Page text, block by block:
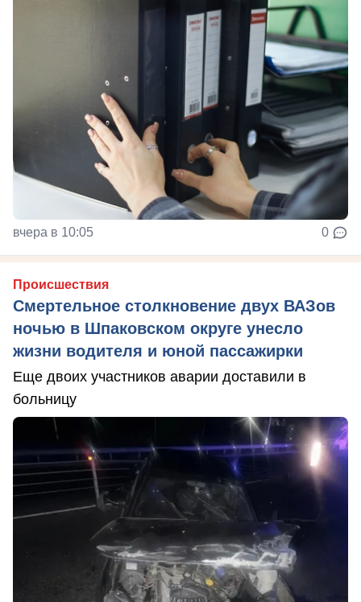
вчера в 10:05 0
Происшествия
Смертельное столкновение двух ВАЗов
ночью в Шпаковском округе унесло
жизни водителя и юной пассажирки
Еще двоих участников аварии доставили в
больницу